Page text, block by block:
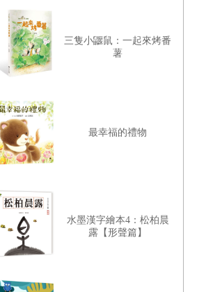
三隻小鼴鼠：一起來烤番
薯
最幸福的禮物
水墨漢字繪本4：松柏晨
露【形聲篇】